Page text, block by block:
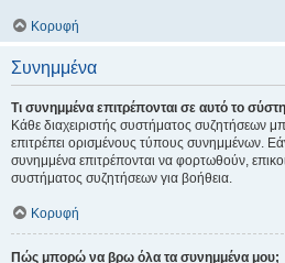
Κορυφή
Συνημμένα
Τι συνημμένα επιτρέπονται σε αυτό το
Κάθε διαχειριστής συστήματος συζητήσεων
επιτρέπει ορισμένους τύπους συνημμένων.
συνημμένα επιτρέπονται να φορτωθούν,
συστήματος συζητήσεων για βοήθεια.
Κορυφή
Πώς μπορώ να βρω όλα τα συνημμένα μου;